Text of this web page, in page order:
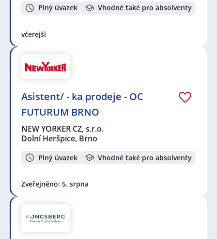
Plný úvazek Vhodné také pro absolventy
včerejší
Asistent/ - ka prodeje - OC
FUTURUM BRNO
NEW YORKER CZ, s.r.o.
Dolní Heršpice, Brno
Plný úvazek Vhodné také pro absolventy
Zveřejněno: 5. srpna